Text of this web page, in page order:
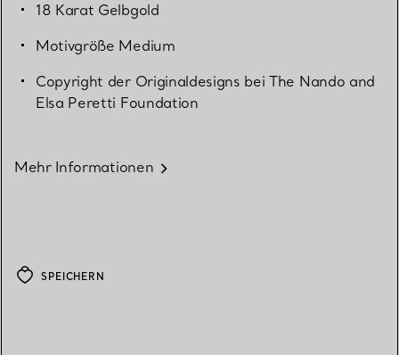
18 Karat Gelbgold
Motivgröße Medium
Copyright der Originaldesigns bei The Nando and
Elsa Peretti Foundation
Mehr Informationen
SPEICHERN